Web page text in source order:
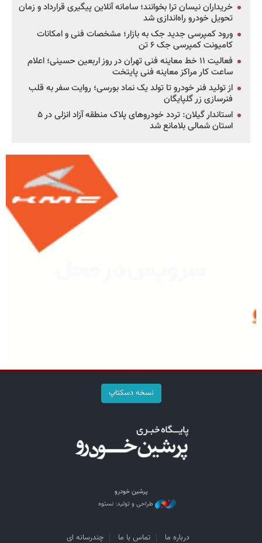
خریداران نیسان ترا بخوانند؛ سامانه آنلاین پیگیری قرارداد و زمان
تحویل خودرو راه‌اندازی شد
ورود کمپرسی جدید جک به بازار؛ مشخصات فنی و امکانات
کامیونت کمپرسی جک ۶ تن
فعالیت ۱۱ خط معاینه فنی تهران در روز اربعین حسینی؛ اعلام
ساعت کار مراکز معاینه فنی پایتخت
از تولید فنر خودرو تا تولد یک نماد بورسی؛ روایت سفر به قلب
فنرسازی زر گلپایگان
استاندار گیلان: تردد خودروهای پلاک منطقه آزاد انزلی در ۵
استان شمالی بلامانع شد
نسخه دسکتاپ
پرشین خودرو
طراحی و تولید: نستوه
درباره ما تماس با ما چندرسانه ای